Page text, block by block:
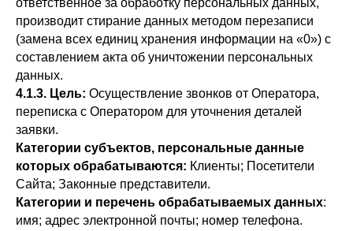
ответственное за обработку персональных данных,
производит стирание данных методом перезаписи
(замена всех единиц хранения информации на «0») с
составлением акта об уничтожении персональных
данных.
4.1.3. Цель: Осуществление звонков от Оператора,
переписка с Оператором для уточнения деталей
заявки.
Категории субъектов, персональные данные
которых обрабатываются: Клиенты; Посетители
Сайта; Законные представители.
Категории и перечень обрабатываемых данных:
имя; адрес электронной почты; номер телефона.